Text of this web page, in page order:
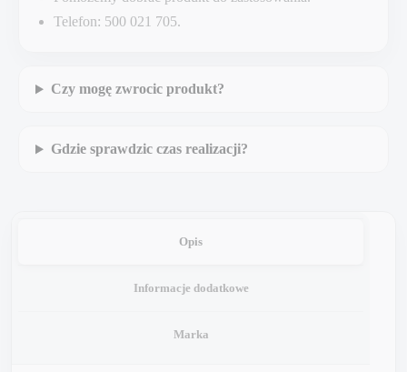
Telefon: 500 021 705.
Czy mogę zwrocic produkt?
Gdzie sprawdzic czas realizacji?
Opis
Informacje dodatkowe
Marka